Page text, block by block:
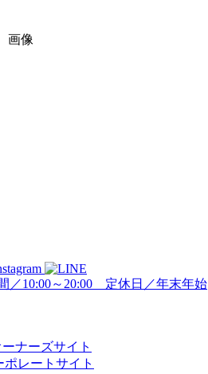
／10:00～20:00 定休日／年末年始
ナーズサイト
レートサイト